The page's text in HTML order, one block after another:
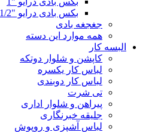
بکس بادی درایو "1/2
جغجغه بادی
همه موارد این دسته
البسه کار
کاپشن و شلوار دوتکه
لباس کار یکسره
لباس کار دوبندی
تی شرت
پیراهن و شلوار اداری
جلیقه خبرنگاری
لباس آشپزی و روپوش